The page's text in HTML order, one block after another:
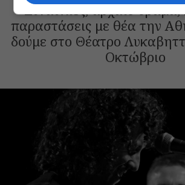
Συναυλίες, αρχαίο δράμα,
παραστάσεις με θέα την
δούμε στο Θέατρο
Οκτώβριο